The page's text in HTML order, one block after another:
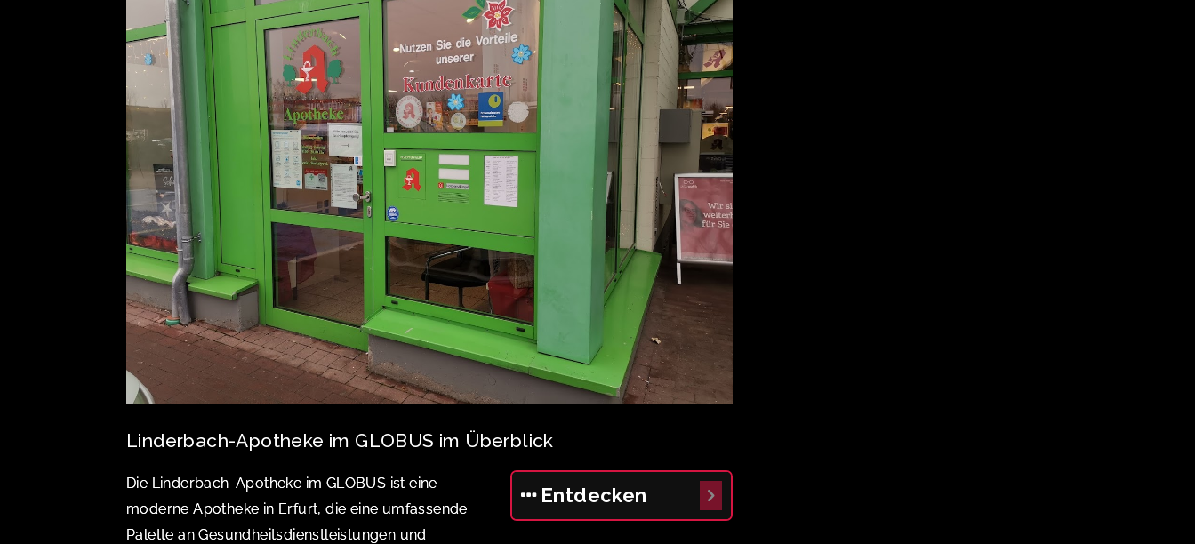
Linderbach-Apotheke im GLOBUS im Überblick
Entdecken
Die Linderbach-Apotheke im GLOBUS ist eine
moderne Apotheke in Erfurt, die eine umfassende
Palette an Gesundheitsdienstleistungen und